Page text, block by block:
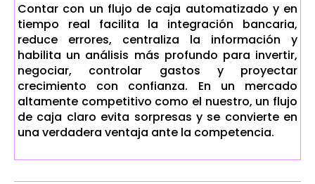
Contar con un flujo de caja automatizado y en
tiempo real facilita la integración bancaria,
reduce errores, centraliza la información y
habilita un análisis más profundo para invertir,
negociar, controlar gastos y proyectar
crecimiento con confianza. En un mercado
altamente competitivo como el nuestro, un flujo
de caja claro evita sorpresas y se convierte en
una verdadera ventaja ante la competencia.